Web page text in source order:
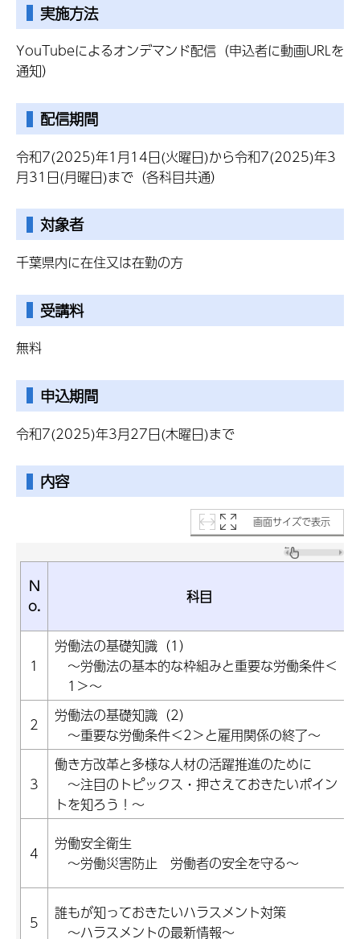
実施方法
YouTubeによるオンデマンド配信（申込者に動画URLを
通知）
配信期間
令和7(2025)年1月14日(火曜日)から令和7(2025)年3
月31日(月曜日)まで（各科目共通）
対象者
千葉県内に在住又は在勤の方
受講料
無料
申込期間
令和7(2025)年3月27日(木曜日)まで
内容
画面サイズで表示
N
o.
科目
1
労働法の基礎知識（1）
～労働法の基本的な枠組みと重要な労働条件＜
1＞～
2
労働法の基礎知識（2）
～重要な労働条件＜2＞と雇用関係の終了～
3
働き方改革と多様な人材の活躍推進のために
～注目のトピックス・押さえておきたいポイン
トを知ろう！～
4
労働安全衛生
～労働災害防止 労働者の安全を守る～
5
誰もが知っておきたいハラスメント対策
～ハラスメントの最新情報～